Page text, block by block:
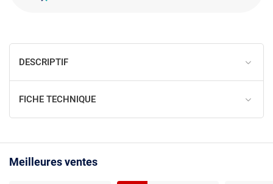
DESCRIPTIF
FICHE TECHNIQUE
Meilleures ventes